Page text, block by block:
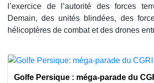
l’exercice de l’autorité des forces
Demain, des unités blindées, des
hélicoptères de combat et des drones
Golfe Persique : méga-parade du